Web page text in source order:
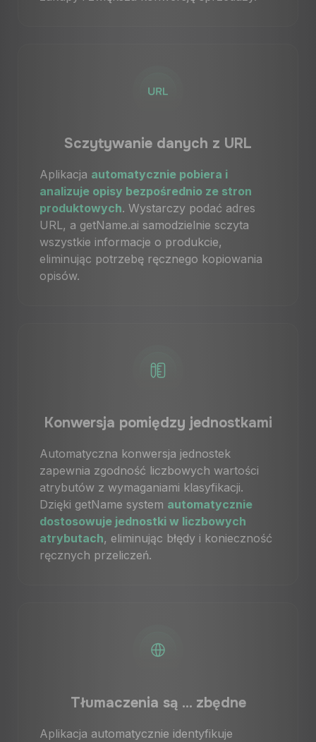
Sczytywanie danych z URL
Aplikacja automatycznie pobiera i
analizuje opisy bezpośrednio ze stron
produktowych. Wystarczy podać adres
URL, a getName.ai samodzielnie sczyta
wszystkie informacje o produkcie,
eliminując potrzebę ręcznego kopiowania
opisów.
Konwersja pomiędzy jednostkami
Automatyczna konwersja jednostek
zapewnia zgodność liczbowych wartości
atrybutów z wymaganiami klasyfikacji.
Dzięki getName system automatycznie
dostosowuje jednostki w liczbowych
atrybutach, eliminując błędy i konieczność
ręcznych przeliczeń.
Tłumaczenia są ... zbędne
Aplikacja automatycznie identyfikuje